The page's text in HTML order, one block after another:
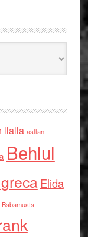
llalla asllan
Behlul
Elida
Babamusta